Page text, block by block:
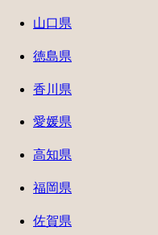
山口県
徳島県
香川県
愛媛県
高知県
福岡県
佐賀県